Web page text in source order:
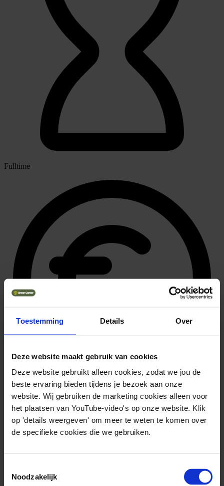
Toestemming Details Over
Deze website maakt gebruik van cookies
Deze website gebruikt alleen cookies, zodat we jou de
beste ervaring bieden tijdens je bezoek aan onze
website. Wij gebruiken de marketing cookies alleen voor
het plaatsen van YouTube-video's op onze website. Klik
op 'details weergeven' om meer te weten te komen over
de specifieke cookies die we gebruiken.
Noodzakelijk
Fulltime
59.616 ~ 81.648
Solliciteer direct